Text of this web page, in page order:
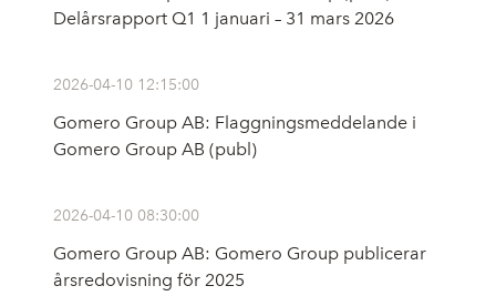
Delårsrapport Q1 1 januari – 31 mars 2026
2026-04-10 12:15:00
Gomero Group AB: Flaggningsmeddelande i
Gomero Group AB (publ)
2026-04-10 08:30:00
Gomero Group AB: Gomero Group publicerar
årsredovisning för 2025